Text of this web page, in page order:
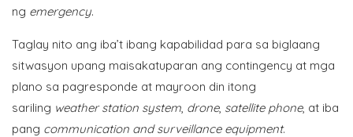
ng emergency.
Taglay nito ang iba’t ibang kapabilidad para sa biglaang
sitwasyon upang maisakatuparan ang contingency at mga
plano sa pagresponde at mayroon din itong
sariling weather station system, drone, satellite phone, at iba
pang communication and surveillance equipment.